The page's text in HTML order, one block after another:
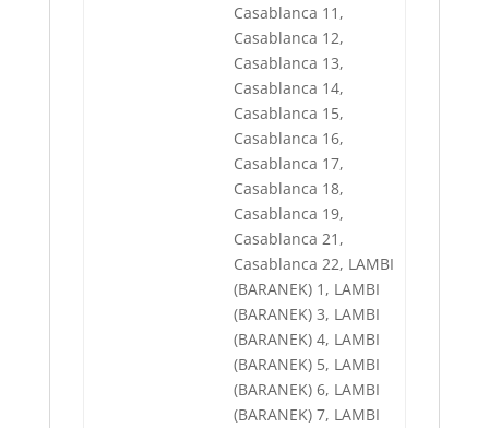
Casablanca 11,
Casablanca 12,
Casablanca 13,
Casablanca 14,
Casablanca 15,
Casablanca 16,
Casablanca 17,
Casablanca 18,
Casablanca 19,
Casablanca 21,
Casablanca 22, LAMBI
(BARANEK) 1, LAMBI
(BARANEK) 3, LAMBI
(BARANEK) 4, LAMBI
(BARANEK) 5, LAMBI
(BARANEK) 6, LAMBI
(BARANEK) 7, LAMBI